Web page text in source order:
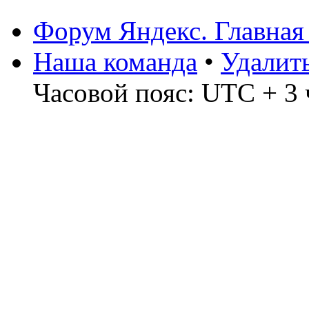
Форум Яндекс.
Наша команда •
Часовой пояс: UTC + 3